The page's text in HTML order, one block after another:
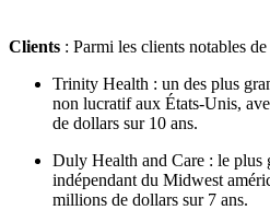
Clients : Parmi les clients notables
Trinity Health : un des plus
non lucratif aux États-Unis,
de dollars sur 10 ans.
Duly Health and Care : le plus
indépendant du Midwest
millions de dollars sur 7 ans.